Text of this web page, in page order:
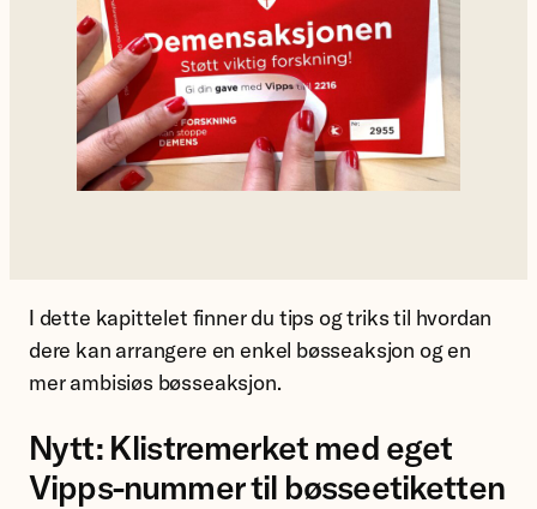
I dette kapittelet finner du tips og triks til hvordan
dere kan arrangere en enkel bøsseaksjon og en
mer ambisiøs bøsseaksjon.
Nytt: Klistremerket med eget
Vipps-nummer til bøsseetiketten